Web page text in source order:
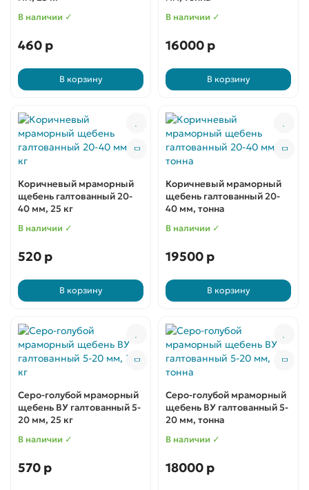
В наличии ✓
460 р
В корзину
В наличии ✓
16000 р
В корзину
Коричневый мраморный
щебень галтованный 20-
40 мм, 25 кг
В наличии ✓
520 р
В корзину
Коричневый мраморный
щебень галтованный 20-
40 мм, тонна
В наличии ✓
19500 р
В корзину
Серо-голубой мраморный
щебень ВУ галтованный 5-
20 мм, 25 кг
В наличии ✓
570 р
Серо-голубой мраморный
щебень ВУ галтованный 5-
20 мм, тонна
В наличии ✓
18000 р